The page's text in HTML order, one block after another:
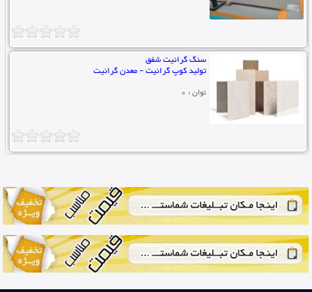
سنگ گرانیت شفق
تولید کوپ گرانیت - معدن گرانیت
توان : 0